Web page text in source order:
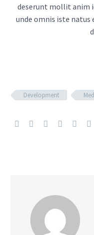
deserunt mollit anim
unde omnis iste
Development